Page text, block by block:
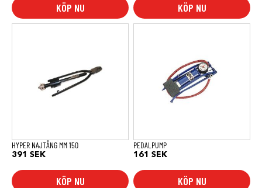
KÖP NU KÖP NU
HYPER NAJTÅNG MM 150
391 SEK
KÖP NU
PEDALPUMP
161 SEK
KÖP NU